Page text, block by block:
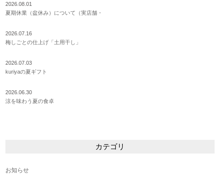
2026.08.01
夏期休業（盆休み）について（実店舗・
2026.07.16
梅しごとの仕上げ「土用干し」
2026.07.03
kuriyaの夏ギフト
2026.06.30
涼を味わう夏の食卓
カテゴリ
お知らせ